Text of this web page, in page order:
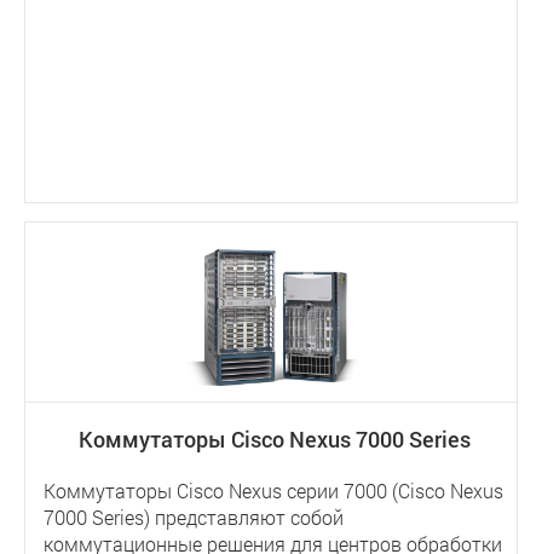
Коммутаторы Cisco Nexus 7000 Series
Коммутаторы Cisco Nexus серии 7000 (Cisco Nexus
7000 Series) представляют собой
коммутационные решения для центров обработки